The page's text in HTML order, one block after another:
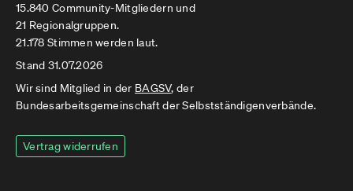
15.840 Community-Mitgliedern und
21 Regionalgruppen.
21.178 Stimmen werden laut.
Stand 31.07.2026
Wir sind Mitglied in der BAGSV, der
Bundesarbeitsgemeinschaft der Selbstständigenverbände.
Vertrag widerrufen